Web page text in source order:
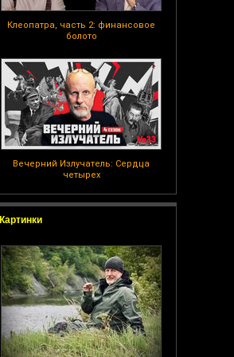
Клеопатра, часть 2: финансовое
болото
Вечерний Излучатель: Сердца
четырех
Картинки